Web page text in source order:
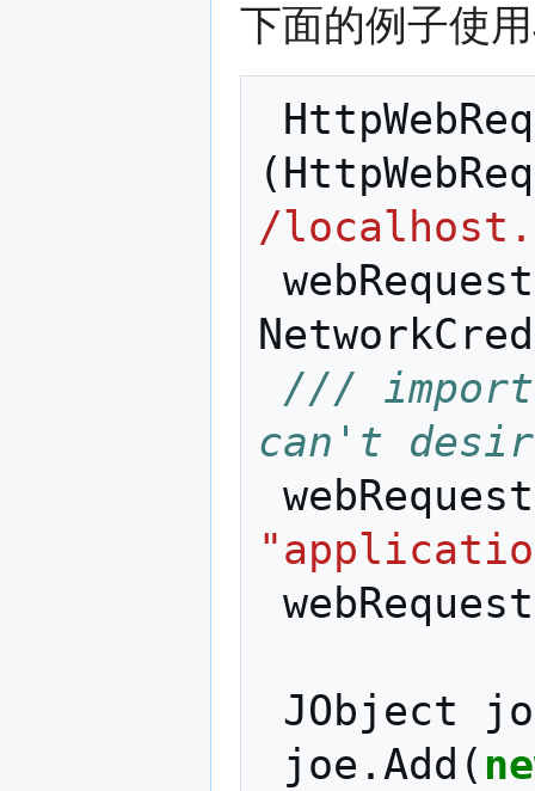
下面的例子使
(
/
webRequest
///
can't
webRequest
webRequest
JObject
joe . Add (